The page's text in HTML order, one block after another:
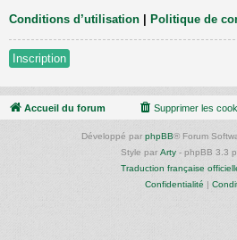
Conditions d’utilisation Politique de
Inscription
Accueil du forum Supprimer les
Développé par phpBB® Forum
Style par Arty - phpBB 3.3
Traduction française
Confidentialité |